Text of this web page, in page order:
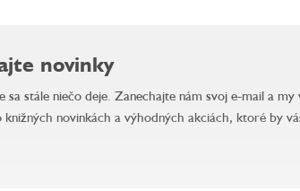
novinky
sa stále niečo deje. Zanechajte nám svoj e-mail a my
novinkách a výhodných akciách, ktoré by